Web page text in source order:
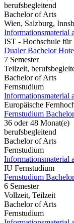
berufsbegleitend
Bachelor of Arts
Wien, Salzburg,
Informationsmaterial
IST - Hochschule für
Dualer Bachelor
7 Semester
Teilzeit,
Bachelor of Arts
Fernstudium
Informationsmaterial
Europäische
Fernstudium
36 oder 48 Monat(e)
berufsbegleitend
Bachelor of Arts
Fernstudium
Informationsmaterial
IU Fernstudium
Fernstudium
6 Semester
Vollzeit, Teilzeit
Bachelor of Arts
Fernstudium